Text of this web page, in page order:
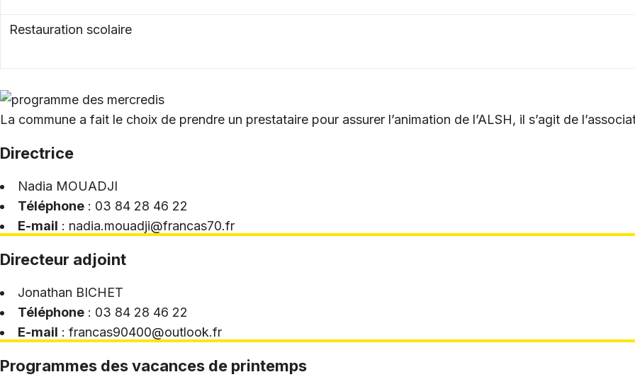
Restauration scolaire
La commune a fait le choix de prendre un prestataire pour assurer l’animation de l’ALSH, il s’agit de
Directrice
Nadia MOUADJI
Téléphone : 03 84 28 46 22
E-mail : nadia.mouadji@francas70.fr
Directeur adjoint
Jonathan BICHET
Téléphone : 03 84 28 46 22
E-mail : francas90400@outlook.fr
Programmes des vacances de printemps